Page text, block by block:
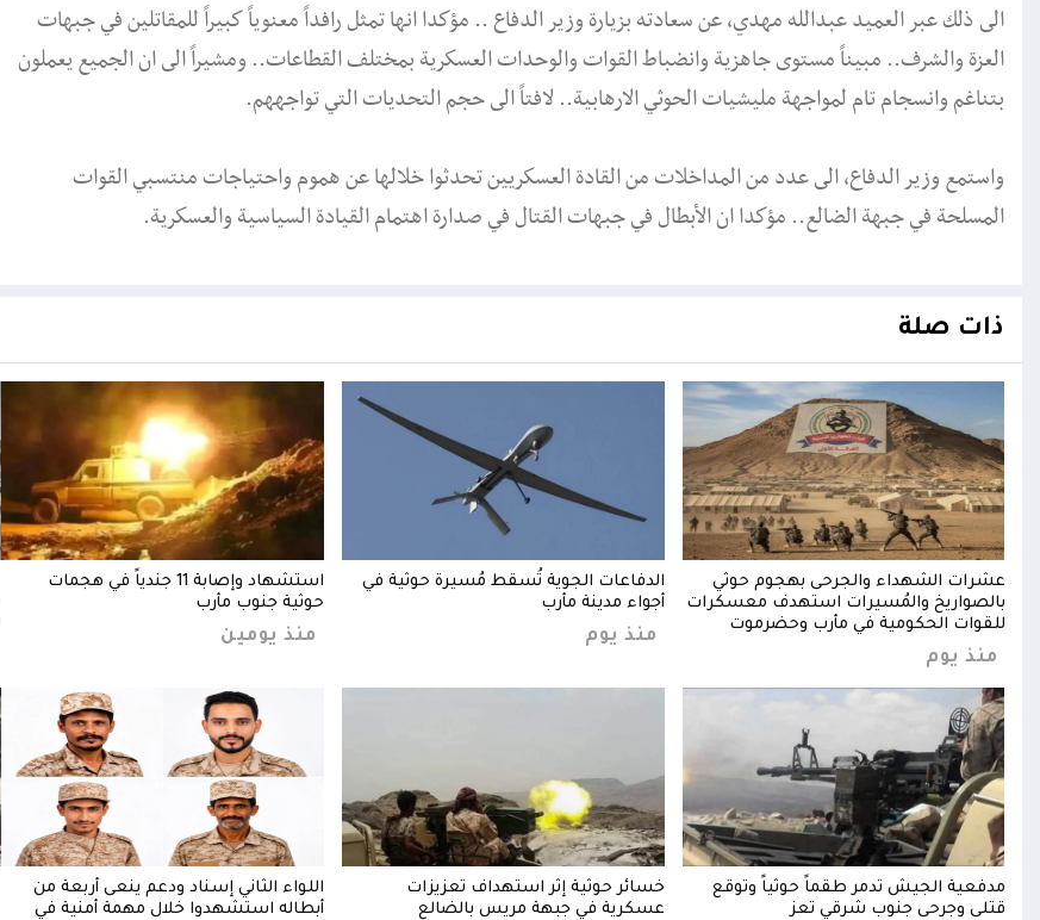
الى ذلك عبر العميد عبدالله مهدي، عن سعادته بزيارة وزير الدفاع .. مؤكدا انها تمثل رافداً معنوياً كبيراً للمقاتلين في جبهات
العزة والشرف.. مبيناً مستوى جاهزية وانضباط القوات والوحدات العسكرية بمختلف القطاعات.. ومشيراً الى ان الجميع يعملون
بتناغم وانسجام تام لمواجهة مليشيات الحوثي الارهابية.. لافتاً الى حجم التحديات التي تواجههم.
واستمع وزير الدفاع، الى عدد من المداخلات من القادة العسكريين تحدثوا خلالها عن هموم واحتياجات منتسبي القوات
المسلحة في جبهة الضالع.. مؤكدا ان الأبطال في جبهات القتال في صدارة اهتمام القيادة السياسية والعسكرية.
ذات صلة
عشرات الشهداء والجرحى بهجوم حوثي
بالصواريخ والمُسيرات استهدف معسكرات
للقوات الحكومية في مأرب وحضرموت
منذ يوم
الدفاعات الجوية تُسقط مُسيرة حوثية في
أجواء مدينة مأرب
منذ يوم
استشهاد وإصابة 11 جندياً في هجمات
حوثية جنوب مأرب
منذ يومين
مدفعية الجيش تدمر طقماً حوثياً وتوقع
قتلى وجرحى جنوب شرقي تعز
خسائر حوثية إثر استهداف تعزيزات
عسكرية في جبهة مريس بالضالع
اللواء الثاني إسناد ودعم ينعى أربعة من
أبطاله استشهدوا خلال مهمة أمنية في